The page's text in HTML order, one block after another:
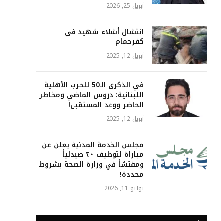
أبريل 25, 2026
انتشال أشلاء شهيد في
كفرحمام
أبريل 12, 2025
في الذكرى الـ50 للحرب الأهلية
اللبنانية: دروس الماضي ومخاطر
الحاضر ووعد المستقبل!
أبريل 12, 2025
مجلس الخدمة المدنية يعلن عن
مباراة لتوظيف ٢٠ صيدلياً
ومفتشاً في وزارة الصحة بشروط
محددة!
يوليو 11, 2026